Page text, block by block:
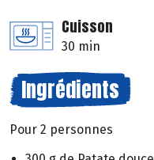
Cuisson
30 min
Ingrédients
Pour 2 personnes